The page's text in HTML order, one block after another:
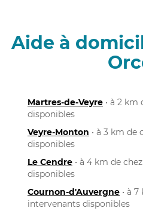
Aide à
Martres-de-Veyre • à 2 km
disponibles
Veyre-Monton • à 3 km de
disponibles
Le Cendre • à 4 km de
disponibles
Cournon-d'Auvergne • à
intervenants disponibles